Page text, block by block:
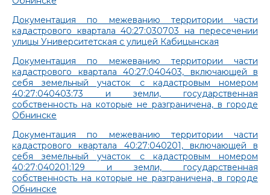
Документация по межеванию территории части
кадастрового квартала 40:27:030703 на пересечении
улицы Университетская с улицей Кабицынская
Документация по межеванию территории части
кадастрового квартала 40:27:040403, включающей в
себя земельный участок с кадастровым номером
40:27:040403:73 и земли, государственная
собственность на которые не разграничена, в городе
Обнинске
Документация по межеванию территории части
кадастрового квартала 40:27:040201, включающей в
себя земельный участок с кадастровым номером
40:27:040201:129 и земли, государственная
собственность на которые не разграничена, в городе
Обнинске